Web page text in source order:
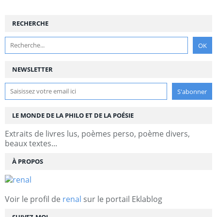
NEWSLETTER
RECHERCHE
LE MONDE DE LA PHILO ET DE LA POÉSIE
Extraits de livres lus, poèmes perso, poème divers,
beaux textes...
À PROPOS
Voir le profil de renal sur le portail Eklablog